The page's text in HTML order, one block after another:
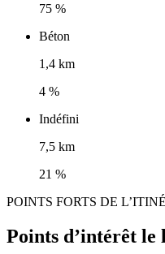
75 %
Béton
1,4 km
4 %
Indéfini
7,5 km
21 %
POINTS FORTS DE
Points d’intérêt le